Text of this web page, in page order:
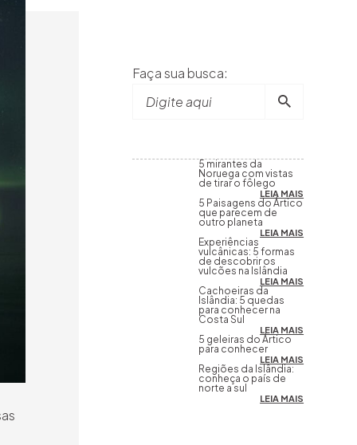
Faça sua busca:
5 mirantes da
Noruega com vistas
de tirar o fôlego
LEIA MAIS
5 Paisagens do Ártico
que parecem de
outro planeta
LEIA MAIS
Experiências
vulcânicas: 5 formas
de descobrir os
vulcões na Islândia
LEIA MAIS
Cachoeiras da
Islândia: 5 quedas
para conhecer na
Costa Sul
LEIA MAIS
5 geleiras do Ártico
para conhecer
LEIA MAIS
Regiões da Islândia:
conheça o país de
norte a sul
LEIA MAIS